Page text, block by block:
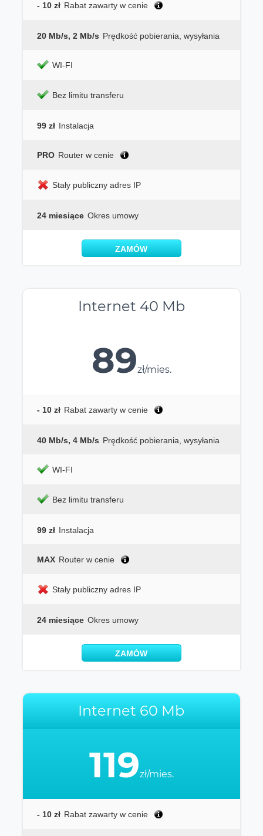
- 10 zł Rabat zawarty w cenie
20 Mb/s, 2 Mb/s Prędkość pobierania, wysyłania
WI-FI
Bez limitu transferu
99 zł Instalacja
PRO Router w cenie
Stały publiczny adres IP
24 miesiące Okres umowy
ZAMÓW
Internet 40 Mb
89zł/mies.
- 10 zł Rabat zawarty w cenie
40 Mb/s, 4 Mb/s Prędkość pobierania, wysyłania
WI-FI
Bez limitu transferu
99 zł Instalacja
MAX Router w cenie
Stały publiczny adres IP
24 miesiące Okres umowy
ZAMÓW
Internet 60 Mb
119zł/mies.
- 10 zł Rabat zawarty w cenie